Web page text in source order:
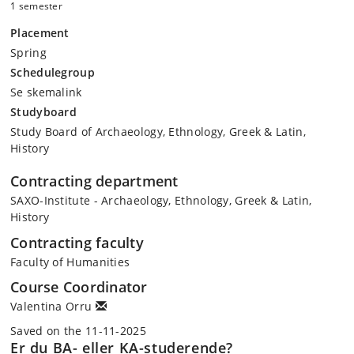
Blanketnavn:
Blanketnavn:
SeHistorie, BA, lektionskatalog forår 2026
1 semester
Placement
Spring
Schedulegroup
Se skemalink
Studyboard
Study Board of Archaeology, Ethnology, Greek & Latin,
History
Contracting department
SAXO-Institute - Archaeology, Ethnology, Greek & Latin,
History
Contracting faculty
Faculty of Humanities
Course Coordinator
Valentina Orru
Saved on the 11-11-2025
Er du BA- eller KA-studerende?